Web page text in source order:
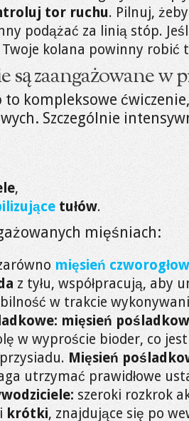
tor ruchu. Pilnuj,
podążać za linią stóp.
kolana powinny robić
są zaangażowane w
to kompleksowe
Szczególnie
,
tułów.
mięśniach:
mięsień
z tyłu, współpracują, aby
w trakcie
mięsień
w wyproście bioder, co
Mięsień
utrzymać prawidłowe
szeroki rozkrok
i krótki, znajdujące się po